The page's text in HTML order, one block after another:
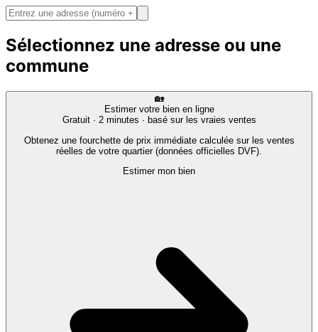
Sélectionnez une adresse ou une
commune
🏡
Estimer votre bien en ligne
Gratuit · 2 minutes · basé sur les vraies ventes
Obtenez une fourchette de prix immédiate calculée sur les ventes
réelles de votre quartier (données officielles DVF).
Estimer mon bien